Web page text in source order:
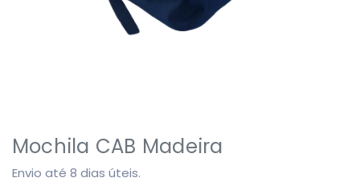
Mochila CAB Madeira
Envio até 8 dias úteis.